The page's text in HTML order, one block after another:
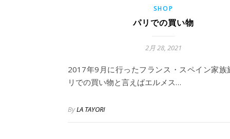
SHOP
パリでの買い物
2月 28, 2021
2017年9月に行ったフランス・スペイン家族
リでの買い物と言えばエルメス…
ByLA TAYORI